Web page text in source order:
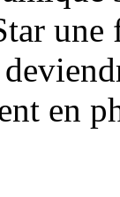
une
en